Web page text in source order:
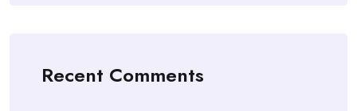
Recent Comments